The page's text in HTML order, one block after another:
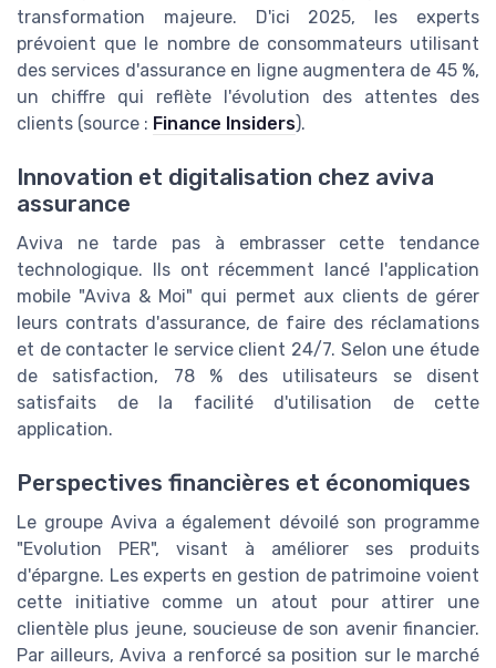
transformation majeure. D'ici 2025, les experts
prévoient que le nombre de consommateurs utilisant
des services d'assurance en ligne augmentera de 45 %,
un chiffre qui reflète l'évolution des attentes des
clients (source : Finance Insiders).
Innovation et digitalisation chez aviva
assurance
Aviva ne tarde pas à embrasser cette tendance
technologique. Ils ont récemment lancé l'application
mobile "Aviva & Moi" qui permet aux clients de gérer
leurs contrats d'assurance, de faire des réclamations
et de contacter le service client 24/7. Selon une étude
de satisfaction, 78 % des utilisateurs se disent
satisfaits de la facilité d'utilisation de cette
application.
Perspectives financières et économiques
Le groupe Aviva a également dévoilé son programme
"Evolution PER", visant à améliorer ses produits
d'épargne. Les experts en gestion de patrimoine voient
cette initiative comme un atout pour attirer une
clientèle plus jeune, soucieuse de son avenir financier.
Par ailleurs, Aviva a renforcé sa position sur le marché